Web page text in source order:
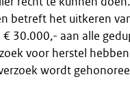
betreft het uitkeren
€ 30.000,- aan alle
voor herstel
wordt